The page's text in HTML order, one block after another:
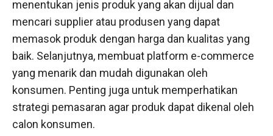
menentukan jenis produk yang akan dijual dan
mencari supplier atau produsen yang dapat
memasok produk dengan harga dan kualitas yang
baik. Selanjutnya, membuat platform e-commerce
yang menarik dan mudah digunakan oleh
konsumen. Penting juga untuk memperhatikan
strategi pemasaran agar produk dapat dikenal oleh
calon konsumen.